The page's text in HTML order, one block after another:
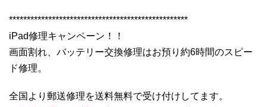
**************************************************
iPad修理キャンペーン！！
画面割れ、バッテリー交換修理はお預り約6時間のスピー
ド修理。
全国より郵送修理を送料無料で受け付けしてます。